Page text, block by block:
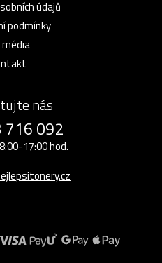
údajů
podmínky
média
nás
716 092
17:00 hod.